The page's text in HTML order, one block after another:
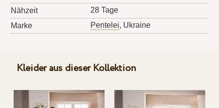
Nähzeit
28 Tage
Marke
Pentelei, Ukraine
Kleider aus dieser Kollektion